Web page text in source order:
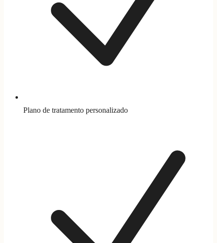
Plano de tratamento personalizado